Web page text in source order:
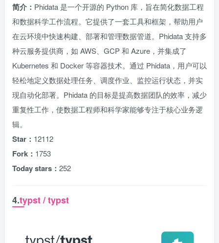
简介： Phidata 是一个开源的 Python 库，旨在简化数据工程
和数据科学工作流程。它提供了一套工具和框架，帮助用户
在云环境中快速构建、部署和管理数据管道。Phidata 支持多
种云服务提供商，如 AWS、GCP 和 Azure，并集成了
Kubernetes 和 Docker 等容器技术。通过 Phidata，用户可以
轻松地定义数据处理任务、调度作业、监控运行状态，并实
现自动化部署。Phidata 的目标是提高数据团队的效率，减少
重复性工作，使数据工程师和科学家能够专注于核心业务逻
辑。
Star： 12112
Fork： 1753
Today stars： 252
4.typst / typst